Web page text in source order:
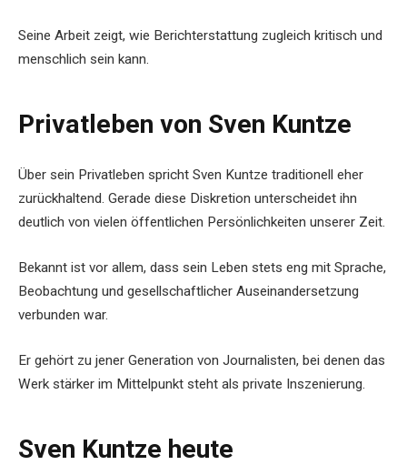
Seine Arbeit zeigt, wie Berichterstattung zugleich kritisch und
menschlich sein kann.
Privatleben von Sven Kuntze
Über sein Privatleben spricht Sven Kuntze traditionell eher
zurückhaltend. Gerade diese Diskretion unterscheidet ihn
deutlich von vielen öffentlichen Persönlichkeiten unserer Zeit.
Bekannt ist vor allem, dass sein Leben stets eng mit Sprache,
Beobachtung und gesellschaftlicher Auseinandersetzung
verbunden war.
Er gehört zu jener Generation von Journalisten, bei denen das
Werk stärker im Mittelpunkt steht als private Inszenierung.
Sven Kuntze heute